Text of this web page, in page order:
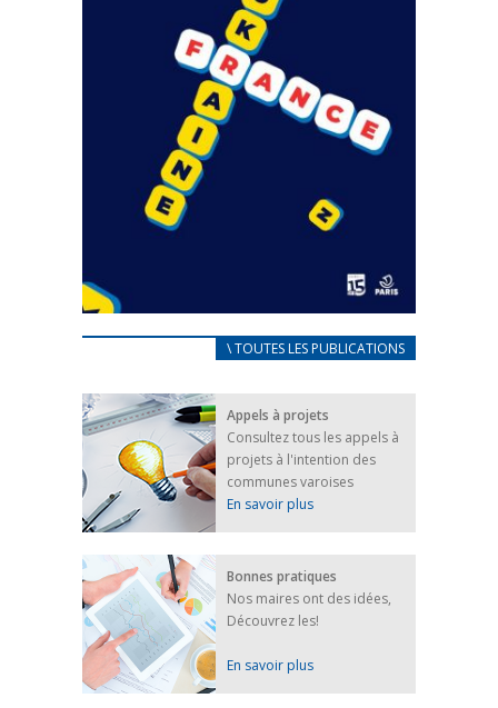
CARNET D’ACCUEIL
25 avril 2022
Afin d’accompagner au mieux les réfugiés
ukrainiens arrivés en France,...
FEUILLETER
\ TOUTES LES PUBLICATIONS
Appels à projets
Consultez tous les appels à
projets à l'intention des
communes varoises
En savoir plus
Bonnes pratiques
Nos maires ont des idées,
Découvrez les!
En savoir plus